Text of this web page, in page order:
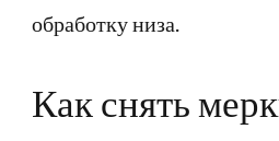
обработку низа.
Как снять